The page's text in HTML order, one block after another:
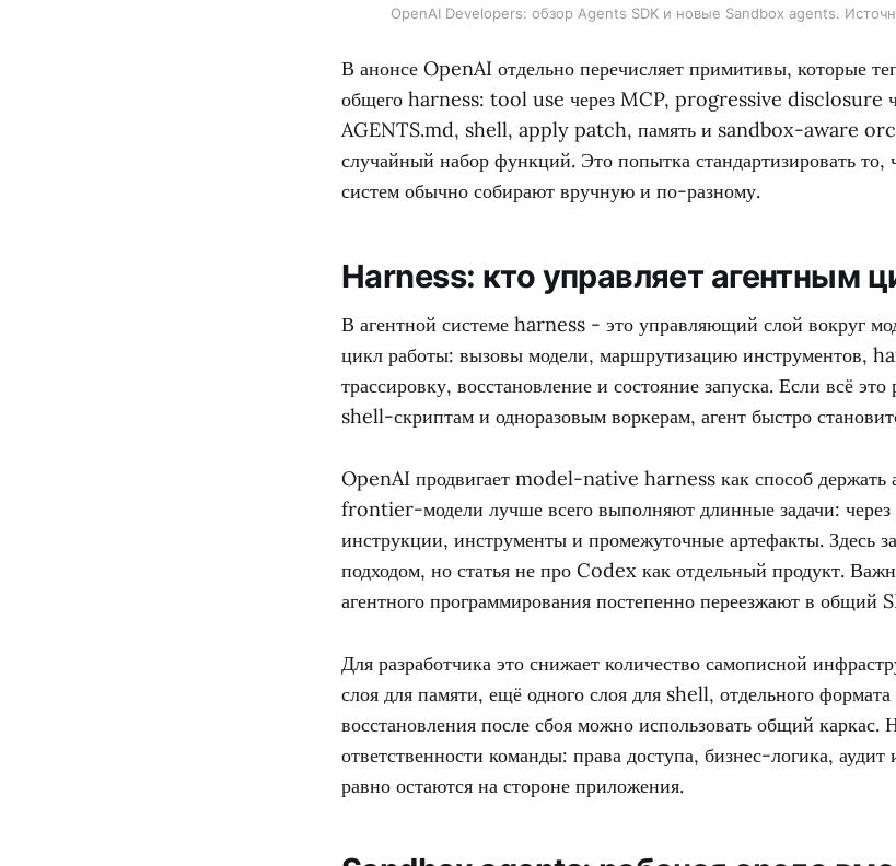
OpenAI Developers: обзор Agents SDK и новые Sandbox agents.
В анонсе OpenAI отдельно перечисляет примитивы, которые
общего harness: tool use через MCP, progressive disclosure
AGENTS.md, shell, apply patch, память и sandbox-aware
случайный набор функций. Это попытка стандартизировать то,
систем обычно собирают вручную и по-разному.
Harness: кто управляет агентным
В агентной системе harness - это управляющий слой вокруг
цикл работы: вызовы модели, маршрутизацию инструментов,
трассировку, восстановление и состояние запуска. Если всё
shell-скриптам и одноразовым воркерам, агент быстро
OpenAI продвигает model-native harness как способ держать
frontier-модели лучше всего выполняют длинные задачи:
инструкции, инструменты и промежуточные артефакты. Здесь
подходом, но статья не про Codex как отдельный продукт.
агентного программирования постепенно переезжают в общий
Для разработчика это снижает количество самописной
слоя для памяти, ещё одного слоя для shell, отдельного
восстановления после сбоя можно использовать общий каркас.
ответственности команды: права доступа, бизнес-логика, аудит
равно остаются на стороне приложения.